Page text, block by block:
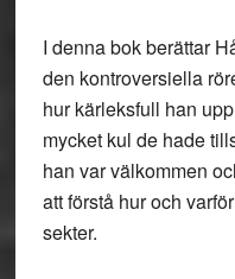
I denna bok berättar
den kontroversiella
hur kärleksfull han
mycket kul de hade
han var välkommen
att förstå hur och
sekter.